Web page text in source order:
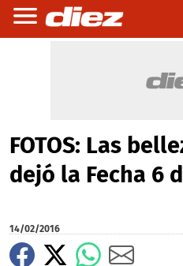
FOTOS: Las
dejó la Fecha 6
14/02/2016